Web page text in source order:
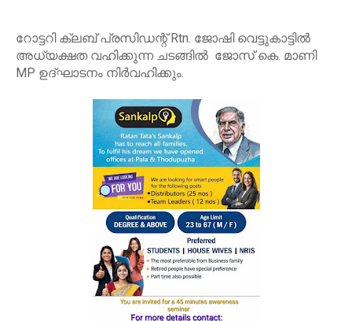
റോട്ടറി ക്ലബ് പ്രസിഡന്റ് Rtn. ജോഷി വെട്ടുകാട്ടിൽ
അധ്യക്ഷത വഹിക്കുന്ന ചടങ്ങിൽ ജോസ് കെ. മാണി
MP ഉദ്ഘാടനം നിർവഹിക്കും.